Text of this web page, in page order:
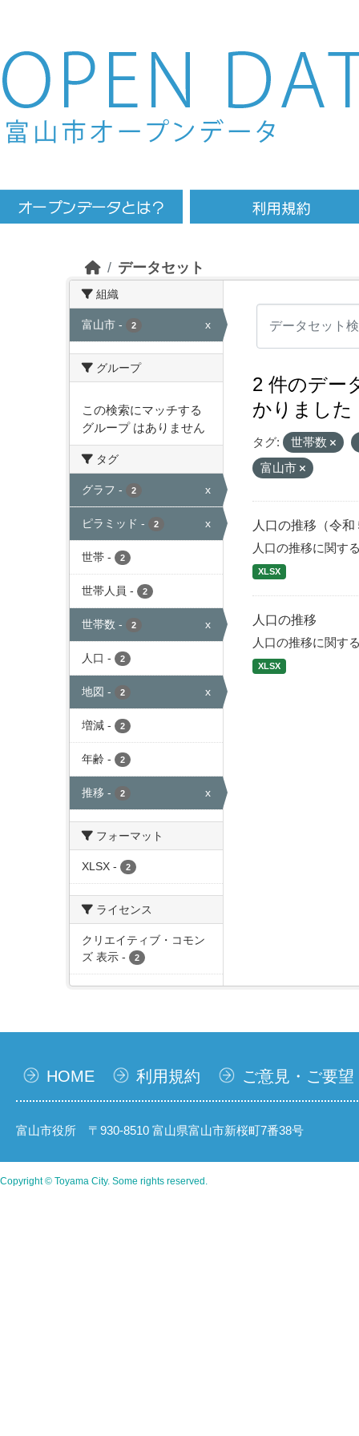
Skip to main content
データセット
組織
富山市 - 2 x
グループ
この検索にマッチする
グループ はありません
タグ
グラフ - 2 x
ピラミッド - 2 x
世帯 - 2
世帯人員 - 2
世帯数 - 2 x
人口 - 2
地図 - 2 x
増減 - 2
年齢 - 2
推移 - 2 x
フォーマット
XLSX - 2
ライセンス
クリエイティブ・コモン
ズ 表示 - 2
2 件のデー
かりました
タグ: 世帯数
富山市
人口の推移（令和
人口の推移に関す
XLSX
人口の推移
人口の推移に関す
XLSX
HOME 利用規約 ご意見・ご要望
富山市役所 〒930-8510 富山県富山市新桜町7番38号
Copyright © Toyama City. Some rights reserved.